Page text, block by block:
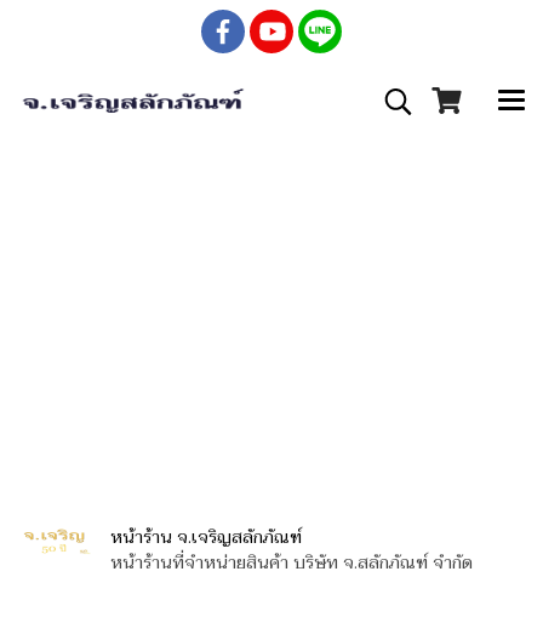
หน้าร้าน จ.เจริญสลักภัณฑ์
หน้าร้านที่จำหน่ายสินค้า บริษัท จ.สลักภัณฑ์ จำกัด